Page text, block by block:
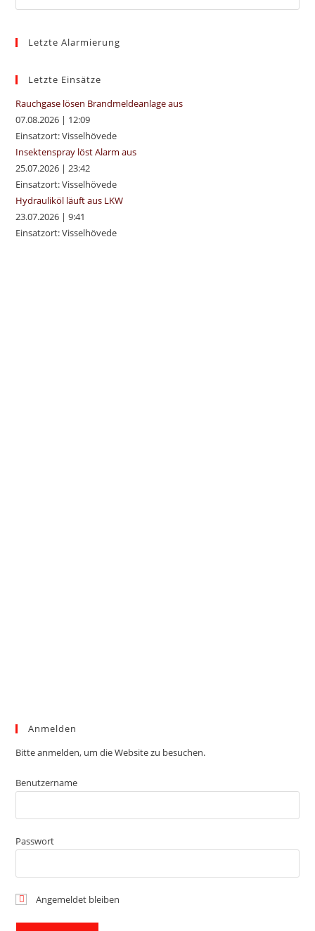
Letzte Alarmierung
Letzte Einsätze
Rauchgase lösen Brandmeldeanlage aus
07.08.2026 | 12:09
Einsatzort: Visselhövede
Insektenspray löst Alarm aus
25.07.2026 |23:42
Einsatzort: Visselhövede
Hydrauliköl läuft aus LKW
23.07.2026 |9:41
Einsatzort: Visselhövede
Anmelden
Bitte anmelden, um die Website zu besuchen.
Benutzername
Passwort
Angemeldet bleiben